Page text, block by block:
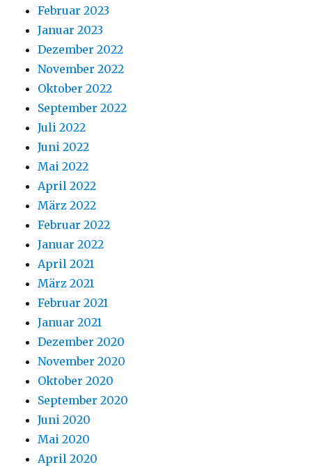
Februar 2023
Januar 2023
Dezember 2022
November 2022
Oktober 2022
September 2022
Juli 2022
Juni 2022
Mai 2022
April 2022
März 2022
Februar 2022
Januar 2022
April 2021
März 2021
Februar 2021
Januar 2021
Dezember 2020
November 2020
Oktober 2020
September 2020
Juni 2020
Mai 2020
April 2020